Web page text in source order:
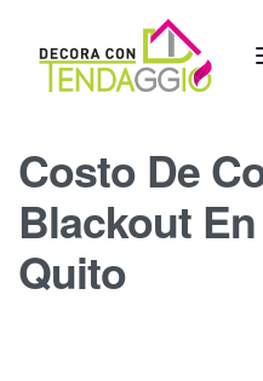
Costo De
Blackout
Quito